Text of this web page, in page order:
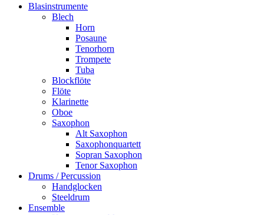
Blasinstrumente
Blech
Horn
Posaune
Tenorhorn
Trompete
Tuba
Blockflöte
Flöte
Klarinette
Oboe
Saxophon
Alt Saxophon
Saxophonquartett
Sopran Saxophon
Tenor Saxophon
Drums / Percussion
Handglocken
Steeldrum
Ensemble